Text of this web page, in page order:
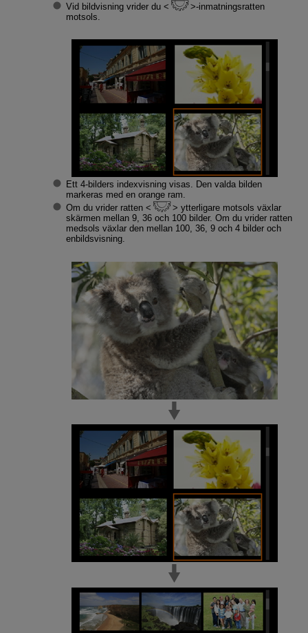
Vid bildvisning vrider du
-inmatningsratten
motsols.
Ett 4-bilders indexvisning visas. Den valda bilden
markeras med en orange ram.
Om du vrider ratten
ytterligare motsols växlar
skärmen mellan 9, 36 och 100 bilder. Om du vrider ratten
medsols växlar den mellan 100, 36, 9 och 4 bilder och
enbildsvisning.